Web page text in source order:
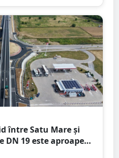
între Satu Mare și
DN 19 este aproape